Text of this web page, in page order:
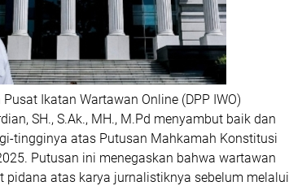
Ikatan Wartawan Online (DPP IWO)
SH., S.Ak., MH., M.Pd menyambut baik dan
tingginya atas Putusan Mahkamah Konstitusi
Putusan ini menegaskan bahwa wartawan
atas karya jurnalistiknya sebelum melalui